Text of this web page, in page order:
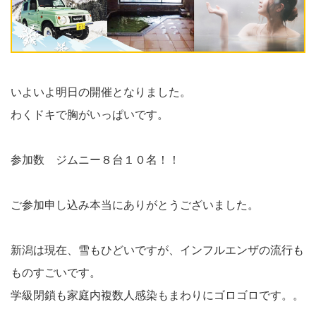
いよいよ明日の開催となりました。
わくドキで胸がいっぱいです。
参加数 ジムニー８台１０名！！
ご参加申し込み本当にありがとうございました。
新潟は現在、雪もひどいですが、インフルエンザの流行も
ものすごいです。
学級閉鎖も家庭内複数人感染もまわりにゴロゴロです。。